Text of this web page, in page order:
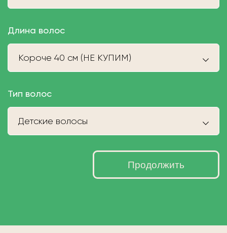
Длина волос
Короче 40 см (НЕ КУПИМ)
Тип волос
Детские волосы
Продолжить